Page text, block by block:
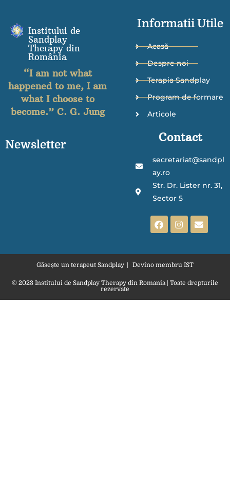
Institului de
Sandplay
Therapy din
România
“I am not what
happened to me, I am
what I choose to
become.” C. G. Jung
Newsletter
Informatii Utile
Acasă
Despre noi
Terapia Sandplay
Program de formare
Articole
Contact
secretariat@sandpl
ay.ro
Str. Dr. Lister nr. 31,
Sector 5
Găsește un terapeut Sandplay Devino membru IST
© 2023 Institului de Sandplay Therapy din Romania | Toate drepturile
rezervate